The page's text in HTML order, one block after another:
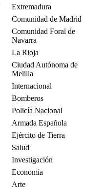
Extremadura
Comunidad de Madrid
Comunidad Foral de
Navarra
La Rioja
Ciudad Autónoma de
Melilla
Internacional
Bomberos
Policía Nacional
Armada Española
Ejército de Tierra
Salud
Investigación
Economía
Arte